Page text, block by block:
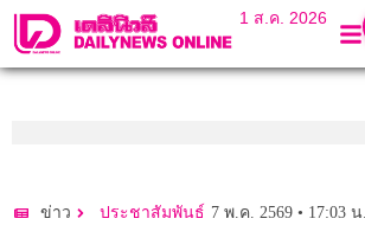
1 ส.ค. 2026
ข่าว ประชาสัมพันธ์ 7 พ.ค. 2569 • 17:03 น.